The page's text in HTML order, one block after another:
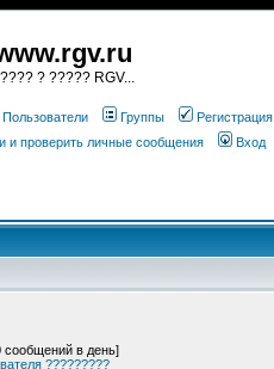
? ????? RGV...
Пользователи Группы
Регистрация
и проверить личные сообщения Вход
сообщений в день]
?????????